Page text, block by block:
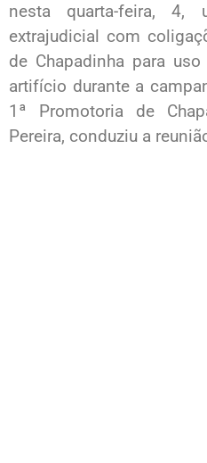
nesta quarta-feira, 4,
extrajudicial com
de Chapadinha para
artifício durante a
1ª Promotoria de
Pereira, conduziu a